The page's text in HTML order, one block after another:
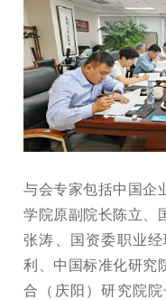
与会专家包括中国企
学院原副院长陈立、
张涛、国资委职业
利、中国标准化研究
合（庆阳）研究院